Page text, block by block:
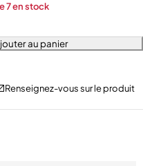
7 en stock
au panier
Renseignez-vous sur le produit